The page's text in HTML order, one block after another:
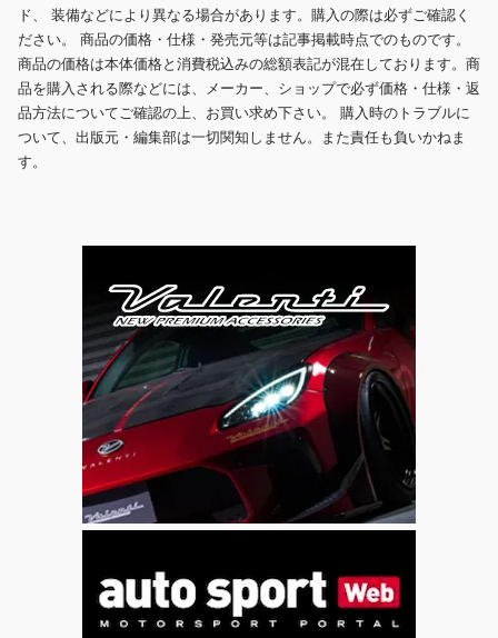
ド、 装備などにより異なる場合があります。購入の際は必ずご確認く
ださい。 商品の価格・仕様・発売元等は記事掲載時点でのものです。
商品の価格は本体価格と消費税込みの総額表記が混在しております。商
品を購入される際などには、メーカー、ショップで必ず価格・仕様・返
品方法についてご確認の上、お買い求め下さい。 購入時のトラブルに
ついて、出版元・編集部は一切関知しません。また責任も負いかねま
す。